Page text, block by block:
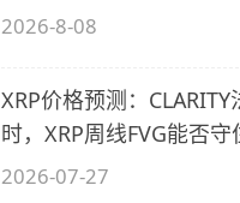
得…
2026-8-08
XRP价格预测：
时，XRP周线FVG能否守
关口？
2026-07-27